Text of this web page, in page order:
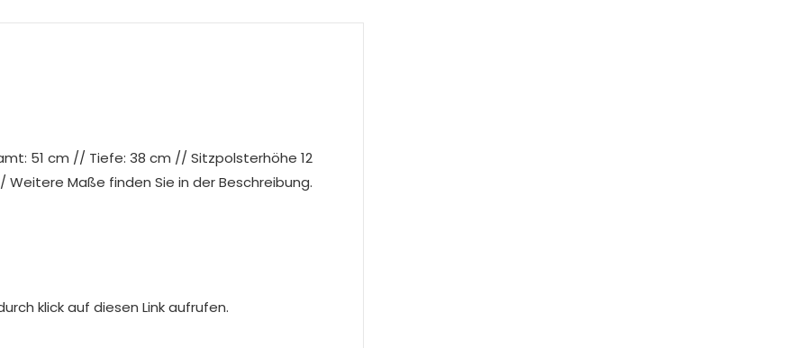
51 cm // Tiefe: 38 cm // Sitzpolsterhöhe 12
Maße finden Sie in der Beschreibung.
klick auf diesen Link aufrufen.